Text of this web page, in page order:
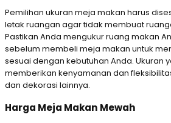
Pemilihan ukuran meja makan harus
letak ruangan agar tidak membuat
Pastikan Anda mengukur ruang makan
sebelum membeli meja makan untuk
sesuai dengan kebutuhan Anda. Ukuran
memberikan kenyamanan dan
dan dekorasi lainnya.
Harga Meja Makan Mewah